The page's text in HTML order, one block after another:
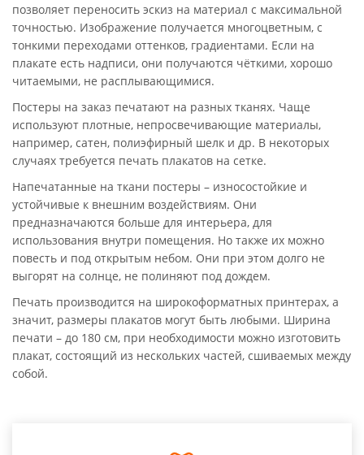
позволяет переносить эскиз на материал с максимальной
точностью. Изображение получается многоцветным, с
тонкими переходами оттенков, градиентами. Если на
плакате есть надписи, они получаются чёткими, хорошо
читаемыми, не расплывающимися.
Постеры на заказ печатают на разных тканях. Чаще
используют плотные, непросвечивающие материалы,
например, сатен, полиэфирный шелк и др. В некоторых
случаях требуется печать плакатов на сетке.
Напечатанные на ткани постеры – износостойкие и
устойчивые к внешним воздействиям. Они
предназначаются больше для интерьера, для
использования внутри помещения. Но также их можно
повесть и под открытым небом. Они при этом долго не
выгорят на солнце, не полиняют под дождем.
Печать производится на широкоформатных принтерах, а
значит, размеры плакатов могут быть любыми. Ширина
печати – до 180 см, при необходимости можно изготовить
плакат, состоящий из нескольких частей, сшиваемых между
собой.